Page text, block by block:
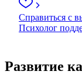
Справиться с
Психолог
Развитие